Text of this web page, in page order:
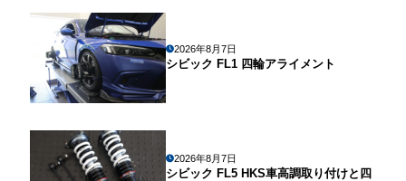
2026年8月7日
シビック FL1 四輪アライメント
2026年8月7日
シビック FL5 HKS車高調取り付けと四